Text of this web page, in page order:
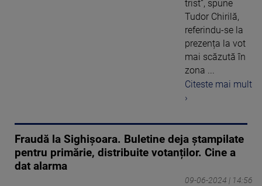
trist”, spune
Tudor Chirilă,
referindu-se la
prezența la vot
mai scăzută în
zona ...
Citeste mai mult
›
Fraudă la Sighișoara. Buletine deja ștampilate
pentru primărie, distribuite votanților. Cine a
dat alarma
09-06-2024 | 14:56